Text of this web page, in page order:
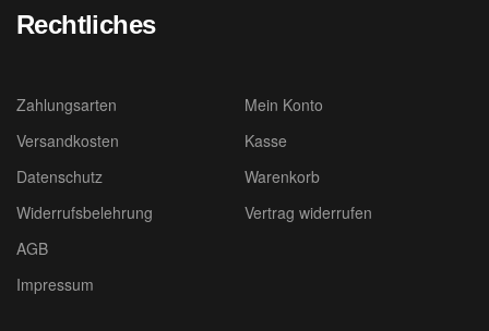
Rechtliches
Zahlungsarten
Versandkosten
Datenschutz
Widerrufsbelehrung
AGB
Impressum
Mein Konto
Kasse
Warenkorb
Vertrag widerrufen